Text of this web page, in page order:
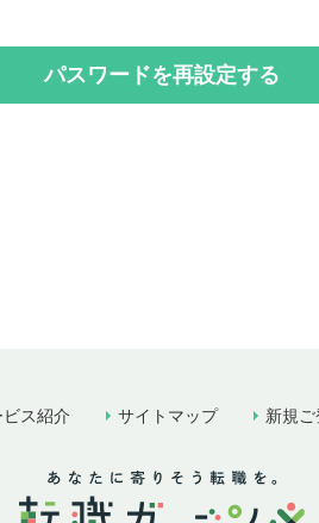
パスワードを再設定する
ス紹介 サイトマップ 新規